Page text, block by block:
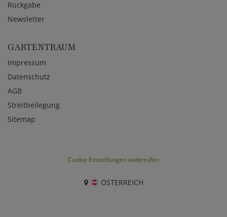
Rückgabe
Newsletter
GARTENTRAUM
Impressum
Datenschutz
AGB
Streitbeilegung
Sitemap
Cookie Einstellungen widerrufen
ÖSTERREICH